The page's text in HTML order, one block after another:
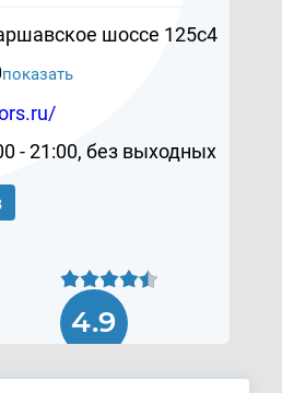
шоссе 125с4
показать
- 21:00, без выходных
4.9